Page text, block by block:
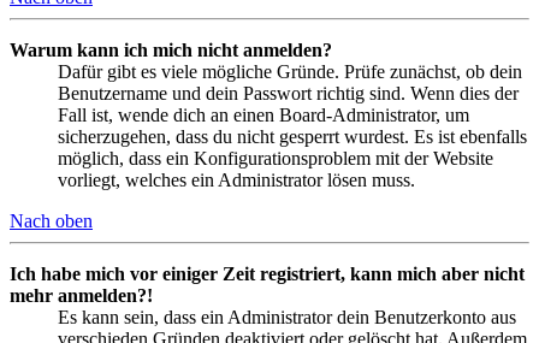
Warum kann ich mich nicht anmelden?
Dafür gibt es viele mögliche Gründe. Prüfe zunächst, ob dein
Benutzername und dein Passwort richtig sind. Wenn dies der
Fall ist, wende dich an einen Board-Administrator, um
sicherzugehen, dass du nicht gesperrt wurdest. Es ist ebenfalls
möglich, dass ein Konfigurationsproblem mit der Website
vorliegt, welches ein Administrator lösen muss.
Nach oben
Ich habe mich vor einiger Zeit registriert, kann mich aber nicht
mehr anmelden?!
Es kann sein, dass ein Administrator dein Benutzerkonto aus
verschieden Gründen deaktiviert oder gelöscht hat. Außerdem